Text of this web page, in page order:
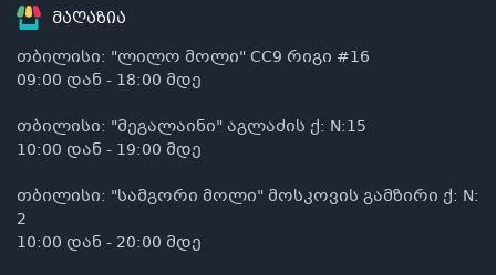
მაღაზია
თბილისი: "ლილო მოლი" CC9 რიგი #16
09:00 დან - 18:00 მდე
თბილისი: "მეგალაინი" აგლაძის ქ: N:15
10:00 დან - 19:00 მდე
თბილისი: "სამგორი მოლი" მოსკოვის გამზირი ქ: N:
2
10:00 დან - 20:00 მდე